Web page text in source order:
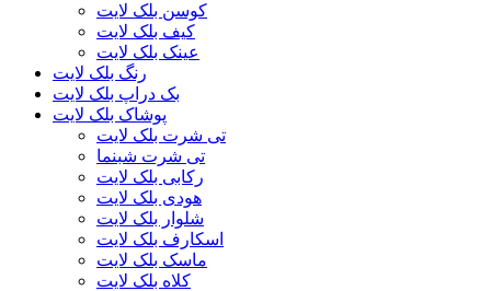
کوسن بلک لایت
کیف بلک لایت
عینک بلک لایت
رنگ بلک لایت
بک دراپ بلک لایت
پوشاک بلک لایت
تی شرت بلک لایت
تی شرت شبنما
رکابی بلک لایت
هودی بلک لایت
شلوار بلک لایت
اسکارف بلک لایت
ماسک بلک لایت
کلاه بلک لایت